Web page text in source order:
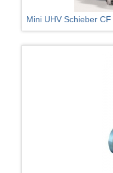
Mini UHV Schieber